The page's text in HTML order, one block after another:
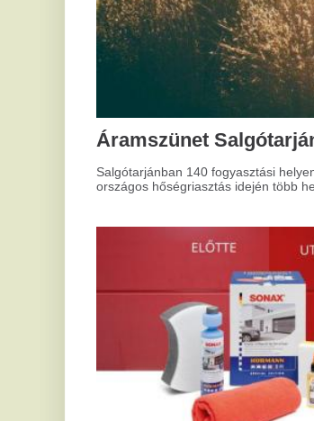
Hogyan tisztítsd a kapukat
Mindannyian találkoztunk már azzal a
szeretett felületeink elvesztették régi fényüket és
tisztaságukat. Ez különösen igaz, amikor
szerint választunk, ami gyakran speciális
ilyen felületek gyakran különleges
így karbantartásuk is külön eljárásokat kíván. De